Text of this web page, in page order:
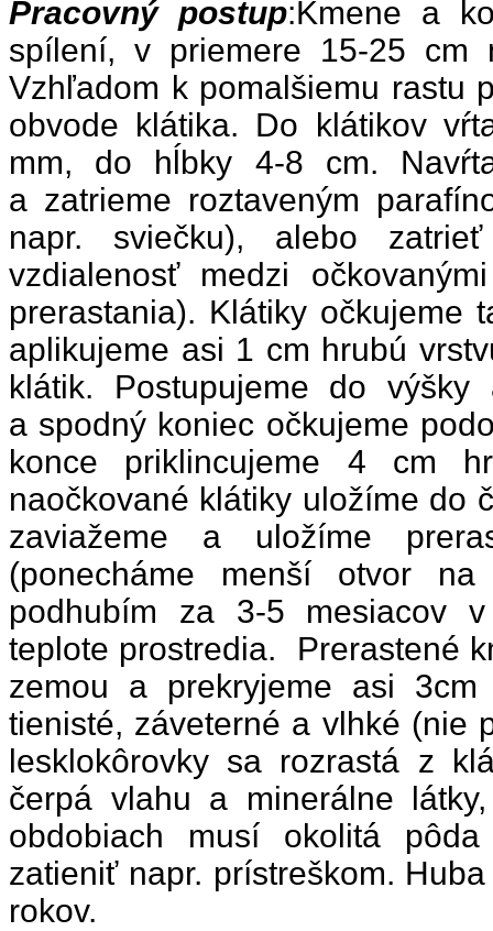
Pracovný postup:Kmene a
spílení, v priemere 15-25
Vzhľadom k pomalšiemu rastu
obvode klátika. Do klátikov
mm, do hĺbky 4-8 cm.
a zatrieme roztaveným
napr. sviečku), alebo
vzdialenosť medzi
prerastania). Klátiky očkujeme
aplikujeme asi 1 cm hrubú
klátik. Postupujeme do
a spodný koniec očkujeme
konce priklincujeme 4 cm
naočkované klátiky uložíme do
zaviažeme a uložíme
(ponecháme menší otvor na
podhubím za 3-5 mesiacov
teplote prostredia. Prerastené
zemou a prekryjeme asi
tienisté, záveterné a vlhké (nie
lesklokôrovky sa rozrastá z
čerpá vlahu a minerálne
obdobiach musí okolitá
zatieniť napr. prístreškom.
rokov.